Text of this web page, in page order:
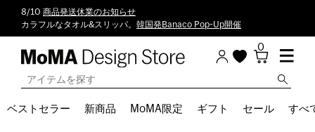
8/10 商品発送休業のお知らせ
カラフルなタオル&スリッパ。 韓国発Banaco Pop-Up開催
0
ベストセラー 新商品 MoMA限定 ギフト セール すべ